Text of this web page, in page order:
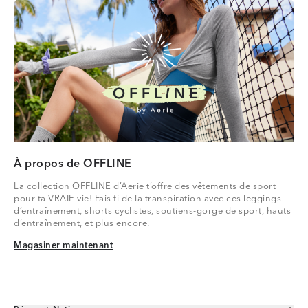
À propos de OFFLINE
La collection OFFLINE d’Aerie t’offre des vêtements de sport
pour ta VRAIE vie! Fais fi de la transpiration avec ces leggings
d’entraînement, shorts cyclistes, soutiens-gorge de sport, hauts
d’entraînement, et plus encore.
Magasiner maintenant
Magasiner maintenant